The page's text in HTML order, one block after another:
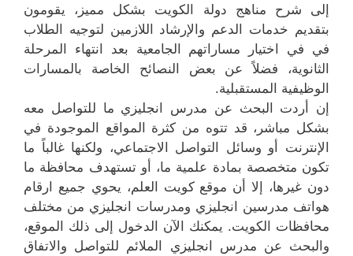
إلى شرح مناهج دولة الكويت بشكل مميز، يقومون
بتقديم خدمات الدعم والإرشاد اللازمين لتوجيه الطلاب
في في اختيار مساراتهم الجامعية بعد انتهاء المرحلة
الثانوية، فضلاً عن بعض النصائح الخاصة بالمسارات
الوظيفية المستقبلية.
إن أردت البحث عن مدرس انجليزي ما للتواصل معه
بشكل مباشر، قد تتوه من كثرة المواقع الموجودة في
الإنترنت أو وسائل التواصل الاجتماعي، ولكنها غالباً ما
تكون متخصصة بمادة علمية ما، أو تستهدف محافظة ما
دون غيرها، إلا أن موقع كويت العلم، يحوي جميع ارقام
هواتف مدرسين انجليزي ومدرسات انجليزي من مختلف
محافظات الكويت. يمكنك الآن الدخول إلى ذلك الموقع،
والبحث عن مدرس انجليزي الملائم للتواصل والاتفاق